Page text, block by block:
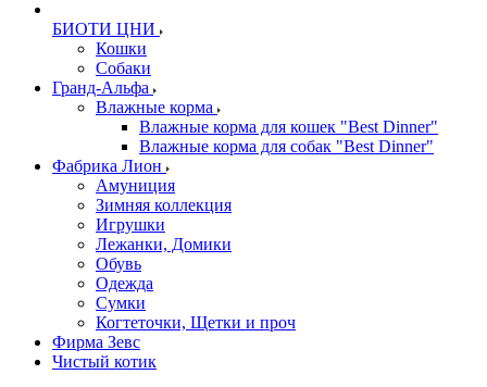
БИОТИ ЦНИ
Кошки
Собаки
Гранд-Альфа
Влажные корма
Влажные корма для кошек "Best Dinner"
Влажные корма для собак "Best Dinner"
Фабрика Лион
Амуниция
Зимняя коллекция
Игрушки
Лежанки, Домики
Обувь
Одежда
Сумки
Когтеточки, Щетки и проч
Фирма Зевс
Чистый котик